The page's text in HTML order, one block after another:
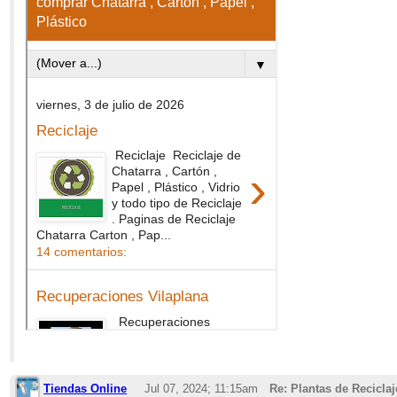
Tiendas Online Jul 07, 2024; 11:15am Re: Plantas de